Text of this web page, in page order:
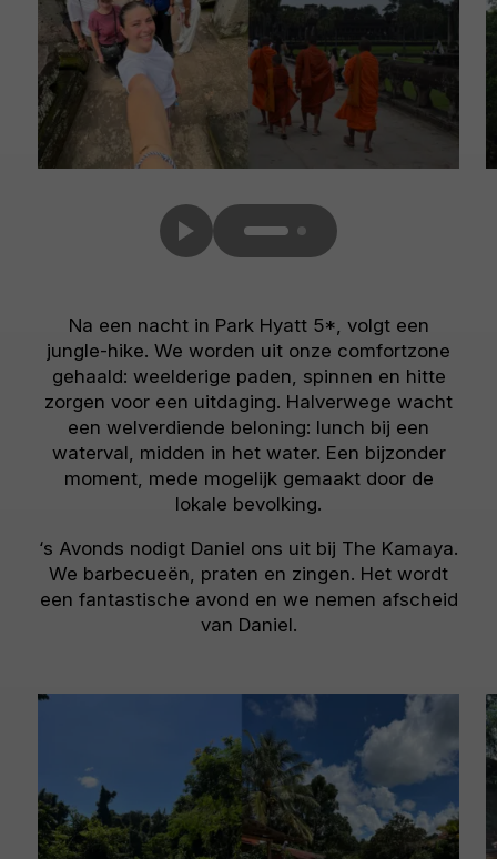
Na een nacht in Park Hyatt 5*, volgt een
jungle-hike. We worden uit onze comfortzone
gehaald: weelderige paden, spinnen en hitte
zorgen voor een uitdaging. Halverwege wacht
een welverdiende beloning: lunch bij een
waterval, midden in het water. Een bijzonder
moment, mede mogelijk gemaakt door de
lokale bevolking.
‘s Avonds nodigt Daniel ons uit bij The Kamaya.
We barbecueën, praten en zingen. Het wordt
een fantastische avond en we nemen afscheid
van Daniel.